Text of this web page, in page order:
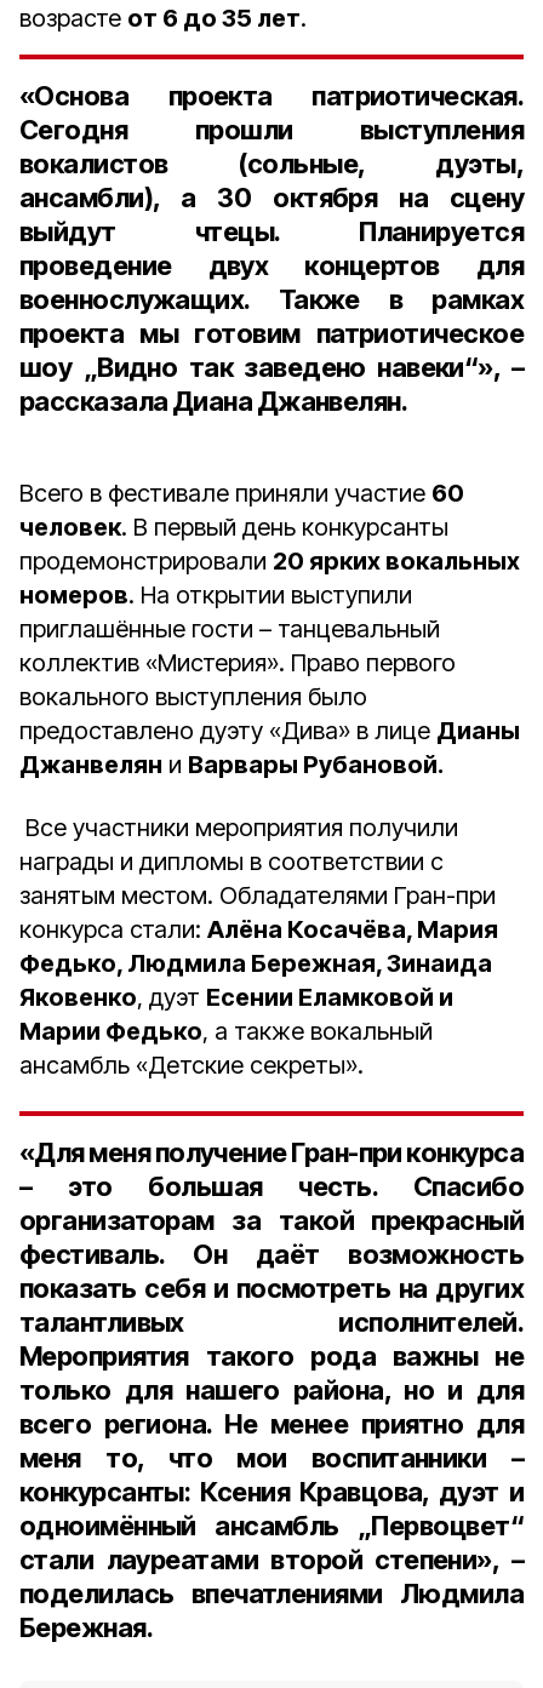
возрасте от 6 до 35 лет.
«Основа проекта патриотическая.
Сегодня прошли выступления
вокалистов (сольные, дуэты,
ансамбли), а 30 октября на сцену
выйдут чтецы. Планируется
проведение двух концертов для
военнослужащих. Также в рамках
проекта мы готовим патриотическое
шоу „Видно так заведено навеки“», –
рассказала Диана Джанвелян.
Всего в фестивале приняли участие 60
человек. В первый день конкурсанты
продемонстрировали 20 ярких вокальных
номеров. На открытии выступили
приглашённые гости – танцевальный
коллектив «Мистерия». Право первого
вокального выступления было
предоставлено дуэту «Дива» в лице Дианы
Джанвелян и Варвары Рубановой.
Все участники мероприятия получили
награды и дипломы в соответствии с
занятым местом. Обладателями Гран-при
конкурса стали: Алёна Косачёва, Мария
Федько, Людмила Бережная, Зинаида
Яковенко, дуэт Есении Еламковой и
Марии Федько, а также вокальный
ансамбль «Детские секреты».
«Для меня получение Гран-при конкурса
– это большая честь. Спасибо
организаторам за такой прекрасный
фестиваль. Он даёт возможность
показать себя и посмотреть на других
талантливых исполнителей.
Мероприятия такого рода важны не
только для нашего района, но и для
всего региона. Не менее приятно для
меня то, что мои воспитанники –
конкурсанты: Ксения Кравцова, дуэт и
одноимённый ансамбль „Первоцвет“
стали лауреатами второй степени», –
поделилась впечатлениями Людмила
Бережная.